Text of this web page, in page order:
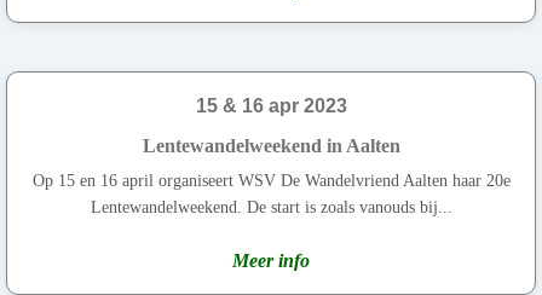
15 & 16 apr 2023
Lentewandelweekend in Aalten
Op 15 en 16 april organiseert WSV De Wandelvriend Aalten haar 20e
Lentewandelweekend. De start is zoals vanouds bij...
Meer info